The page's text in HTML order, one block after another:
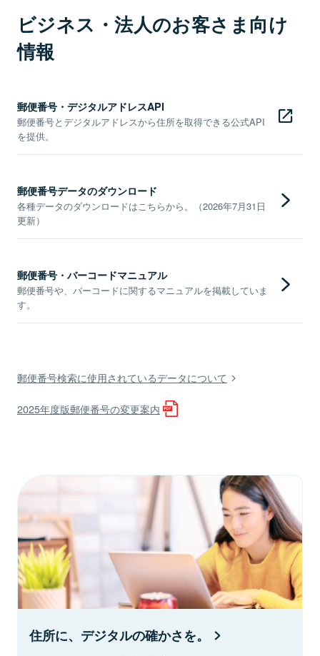
ビジネス・法人のお客さま向け
情報
郵便番号・デジタルアドレスAPI
郵便番号とデジタルアドレスから住所を取得できる公式API
を提供。
郵便番号データのダウンロード
各種データのダウンロードはこちらから。（2026年7月31日
更新）
郵便番号・バーコードマニュアル
郵便番号や、バーコードに関するマニュアルを掲載していま
す。
郵便番号検索に使用されているデータについて
2025年度版郵便番号の変更案内
住所に、デジタルの確かさを。